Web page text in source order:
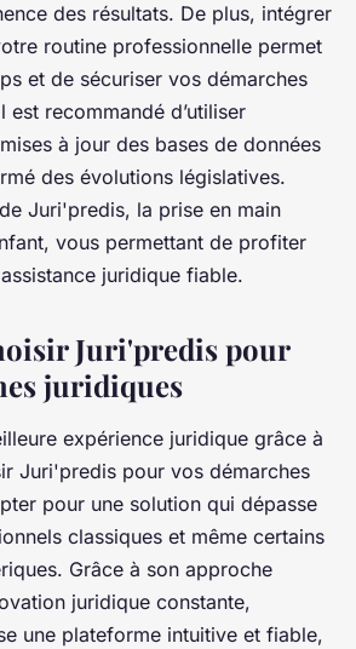
des résultats. De plus, intégrer
routine professionnelle permet
et de sécuriser vos démarches
est recommandé d’utiliser
à jour des bases de données
des évolutions législatives.
Juri'predis, la prise en main
vous permettant de profiter
juridique fiable.
Juri'predis pour
juridiques
expérience juridique grâce à
Juri'predis pour vos démarches
pour une solution qui dépasse
classiques et même certains
Grâce à son approche
juridique constante,
une plateforme intuitive et fiable,